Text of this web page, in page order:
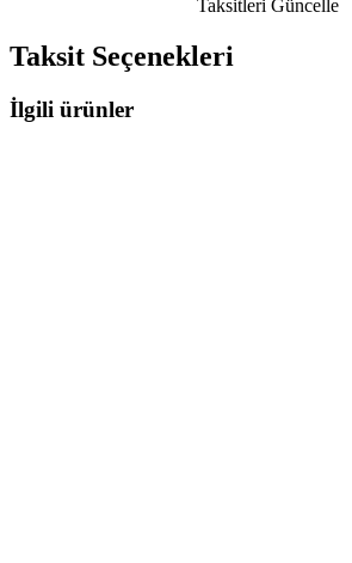
Taksitleri Güncelle
Taksit Seçenekleri
İlgili ürünler